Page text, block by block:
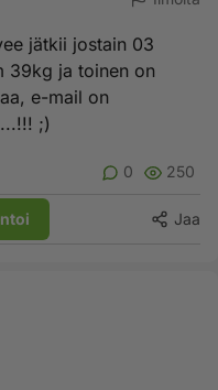
jätkii jostain 03
39kg ja toinen on
e-mail on
;)
0 250
Jaa